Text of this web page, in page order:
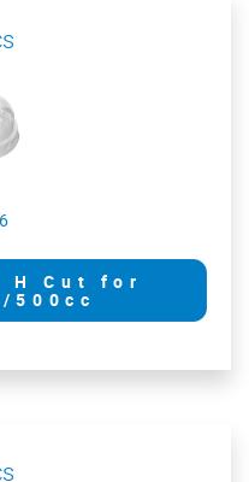
H Cut for
500cc